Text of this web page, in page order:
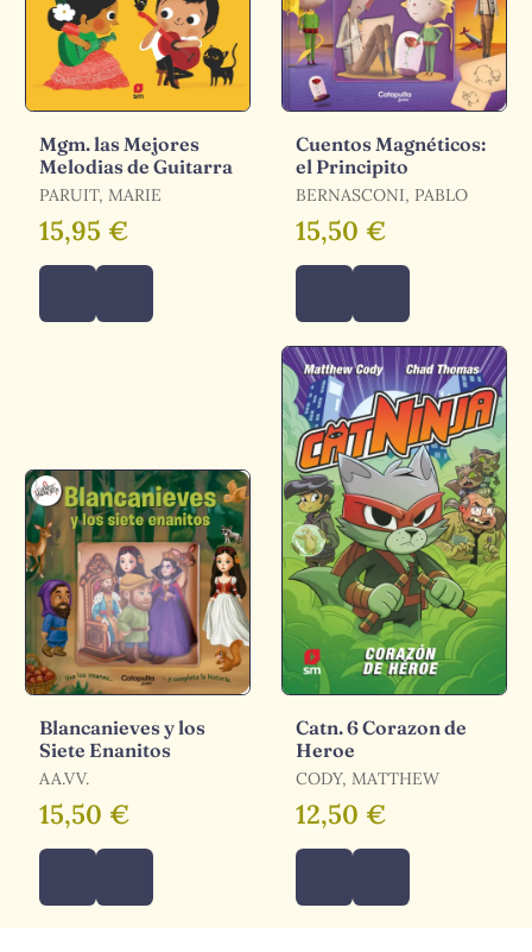
Mgm. las Mejores
Melodias de Guitarra
PARUIT, MARIE
15,95 €
Cuentos Magnéticos:
el Principito
BERNASCONI, PABLO
15,50 €
Blancanieves y los
Siete Enanitos
AA.VV.
15,50 €
Catn. 6 Corazon de
Heroe
CODY, MATTHEW
12,50 €